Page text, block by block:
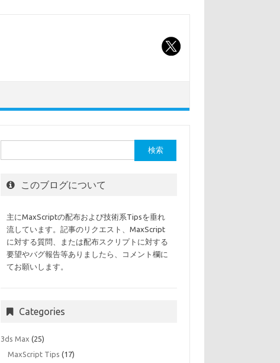
索:
このブログについて
主にMaxScriptの配布および技術系Tipsを垂れ
流しています。記事のリクエスト、MaxScript
に対する質問、または配布スクリプトに対する
要望やバグ報告等ありましたら、コメント欄に
てお願いします。
Categories
3ds Max (25)
MaxScript Tips (17)